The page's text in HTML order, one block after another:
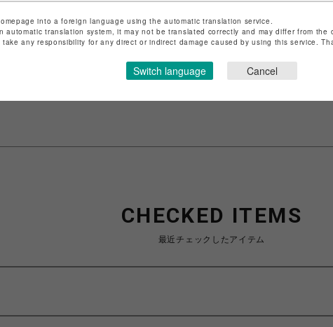
ショップ名
RED WING SHOE STORE
店舗名
渋谷PARCO
特定商取引法など法令に基づく表記は
こちら
CHECKED ITEMS
最近チェックしたアイテム
into a foreign language using the automatic translation service.
automatic translation system, it may not be translated correctly and may differ from
any responsibility for any direct or indirect damage caused by using this service.
Switch language Cancel